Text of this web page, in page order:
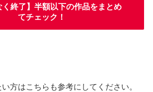
く終了】半額以下の作品をまとめ
てチェック！
方はこちらも参考にしてください。